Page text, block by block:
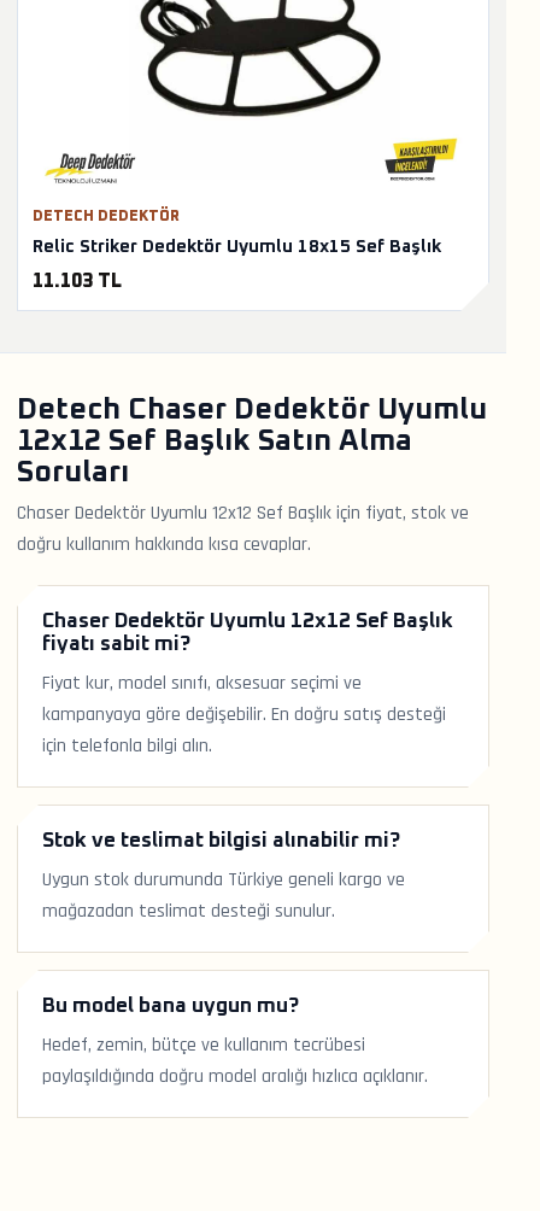
DETECH DEDEKTÖR
Relic Striker Dedektör Uyumlu 18x15 Sef Başlık
11.103 TL
Detech Chaser Dedektör Uyumlu
12x12 Sef Başlık Satın Alma
Soruları
Chaser Dedektör Uyumlu 12x12 Sef Başlık için fiyat, stok ve
doğru kullanım hakkında kısa cevaplar.
Chaser Dedektör Uyumlu 12x12 Sef Başlık
fiyatı sabit mi?
Fiyat kur, model sınıfı, aksesuar seçimi ve
kampanyaya göre değişebilir. En doğru satış desteği
için telefonla bilgi alın.
Stok ve teslimat bilgisi alınabilir mi?
Uygun stok durumunda Türkiye geneli kargo ve
mağazadan teslimat desteği sunulur.
Bu model bana uygun mu?
Hedef, zemin, bütçe ve kullanım tecrübesi
paylaşıldığında doğru model aralığı hızlıca açıklanır.